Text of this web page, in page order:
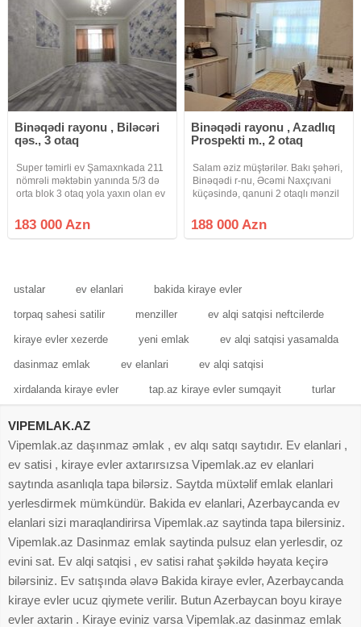
Binəqədi rayonu , Biləcəri
qəs., 3 otaq
Super təmirli ev Şamaxnkada 211
nömrəli məktəbin yanında 5/3 də
orta blok 3 otaq yola yaxın olan ev
olar isdənlən vaxt baxmaq olar
ciraq əmlak kanalına abunə olun
183 000 Azn
Binəqədi rayonu , Azadlıq
Prospekti m., 2 otaq
Salam əziz müştərilər. Bakı şəhəri,
Binəqədi r-nu, Əcəmi Naxçıvani
küçəsində, qanuni 2 otaqlı mənzil
yararlıdır. Mənzildə su işıq
daimidir. Binada qaz yoxdur, bütün
188 000 Azn
ustalar ev elanlari bakida kiraye evler
torpaq sahesi satilir menziller ev alqi satqisi neftcilerde
kiraye evler xezerde yeni emlak ev alqi satqisi yasamalda
dasinmaz emlak ev elanlari ev alqi satqisi
xirdalanda kiraye evler tap.az kiraye evler sumqayit turlar
VIPEMLAK.AZ
Vipemlak.az daşınmaz əmlak , ev alqı satqı saytıdır. Ev elanlari ,
ev satisi , kiraye evler axtarırsızsa Vipemlak.az ev elanlari
saytında asanlıqla tapa bilərsiz. Saytda müxtəlif emlak elanlari
yerlesdirmek mümkündür. Bakida ev elanlari, Azerbaycanda ev
elanlari sizi maraqlandirirsa Vipemlak.az saytinda tapa bilersiniz.
Vipemlak.az Dasinmaz emlak saytinda pulsuz elan yerlesdir, oz
evini sat. Ev alqi satqisi , ev satisi rahat şəkildə həyata keçirə
bilərsiniz. Ev satışında əlavə Bakida kiraye evler, Azerbaycanda
kiraye evler ucuz qiymete verilir. Butun Azerbaycan boyu kiraye
evler axtarin . Kiraye eviniz varsa Vipemlak.az dasinmaz emlak